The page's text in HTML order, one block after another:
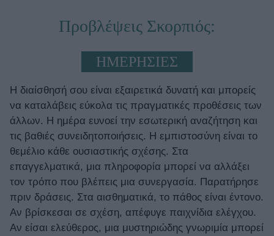
Πρόσωπα
Who
True Stories
Ask the Guru
Success Stories
Ζώδια
Προβλέψεις Σκορπιός:
ΗΜΕΡΗΣΙΕΣ
Η διαίσθησή σου είναι εξαιρετικά δυνατή και μπορείς
να καταλάβεις εύκολα τις πραγματικές προθέσεις των
άλλων. Η ημέρα ευνοεί την εσωτερική αναζήτηση και
τις βαθιές συνειδητοποιήσεις. Η εμπιστοσύνη είναι το
θεμέλιο κάθε ουσιαστικής σχέσης. Στα
επαγγελματικά, μια πληροφορία μπορεί να αλλάξει
τον τρόπο που βλέπεις μια συνεργασία. Παρατήρησε
πριν δράσεις. Στα αισθηματικά, το πάθος είναι έντονο.
Αν βρίσκεσαι σε σχέση, απέφυγε παιχνίδια ελέγχου.
Αν είσαι ελεύθερος, μια μυστηριώδης γνωριμία μπορεί